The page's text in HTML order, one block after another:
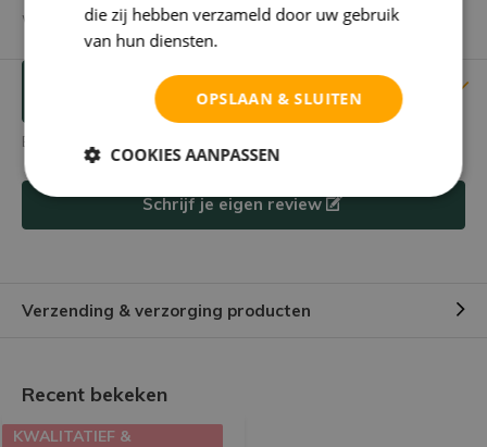
We helpen je graag met het vinden van het juiste product.
Verstuur mailtje
Er zijn nog geen reviews geschreven over dit product.
Schrijf je eigen review
Verzending & verzorging producten
Recent bekeken
KWALITATIEF &
die zij hebben verzameld door uw gebruik
van hun diensten.
OPSLAAN & SLUITEN
COOKIES AANPASSEN